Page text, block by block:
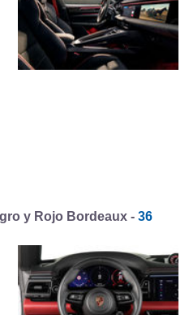
y Rojo Bordeaux - 36